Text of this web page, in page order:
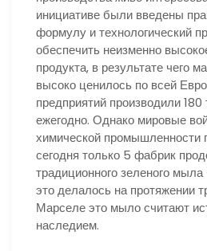
инициативе были введены
формулу и технологический
обеспечить неизменно
продукта, в результате чего
высоко ценилось по всей
предприятий производили
ежегодно. Однако мировые
химической промышленности
сегодня только 5 фабрик
традиционного зеленого мыла
это делалось на протяжении
Марселе это мыло считают
наследием.